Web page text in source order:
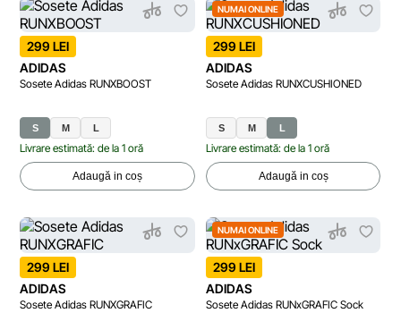
299 LEI
ADIDAS
Sosete Adidas RUNXBOOST
S M L
Livrare estimată: de la 1 oră
Adaugă in coș
NUMAI ONLINE
299 LEI
ADIDAS
Sosete Adidas RUNXCUSHIONED
S M L
Livrare estimată: de la 1 oră
Adaugă in coș
299 LEI
ADIDAS
Sosete Adidas RUNXGRAFIC
NUMAI ONLINE
299 LEI
ADIDAS
Sosete Adidas RUNxGRAFIC Sock